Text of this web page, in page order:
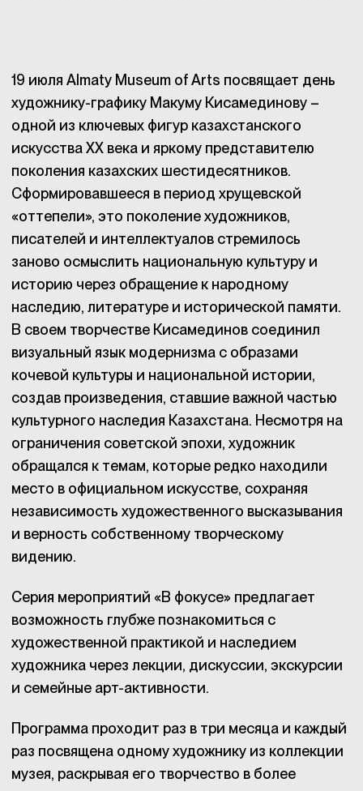
19 июля Almaty Museum of Arts посвящает день
художнику-графику Макуму Кисамединову –
одной из ключевых фигур казахстанского
искусства XX века и яркому представителю
поколения казахских шестидесятников.
Сформировавшееся в период хрущевской
«оттепели», это поколение художников,
писателей и интеллектуалов стремилось
заново осмыслить национальную культуру и
историю через обращение к народному
наследию, литературе и исторической памяти.
В своем творчестве Кисамединов соединил
визуальный язык модернизма с образами
кочевой культуры и национальной истории,
создав произведения, ставшие важной частью
культурного наследия Казахстана. Несмотря на
ограничения советской эпохи, художник
обращался к темам, которые редко находили
место в официальном искусстве, сохраняя
независимость художественного высказывания
и верность собственному творческому
видению.
Серия мероприятий «В фокусе» предлагает
возможность глубже познакомиться с
художественной практикой и наследием
художника через лекции, дискуссии, экскурсии
и семейные арт-активности.
Программа проходит раз в три месяца и каждый
раз посвящена одному художнику из коллекции
музея, раскрывая его творчество в более